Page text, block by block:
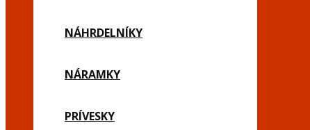
NÁHRDELNÍKY
NÁRAMKY
PRÍVESKY